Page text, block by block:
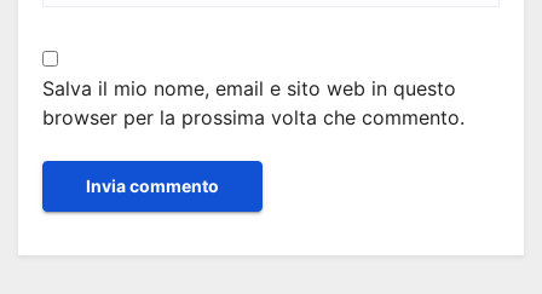
Salva il mio nome, email e sito web in questo
browser per la prossima volta che commento.